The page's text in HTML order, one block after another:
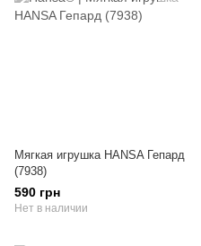
Мягкая игрушка HANSA Гепард
(7938)
590 грн
Нет в наличии